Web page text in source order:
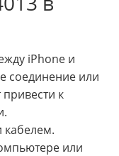
iPhone и
соединение или
к
кабелем.
или